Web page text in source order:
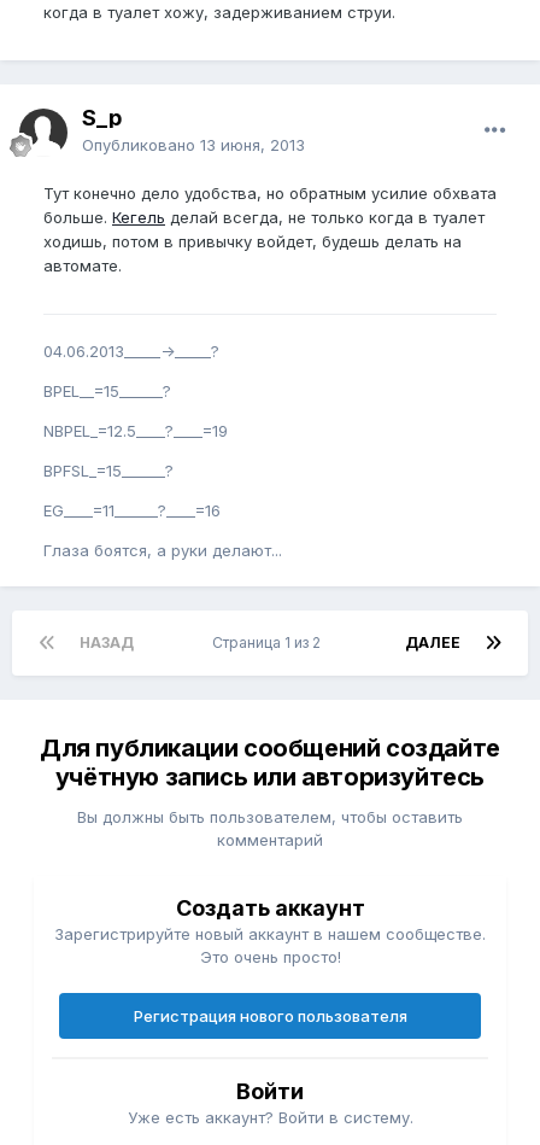
когда в туалет хожу, задерживанием струи.
S_p
Опубликовано 13 июня, 2013
Тут конечно дело удобства, но обратным усилие обхвата
больше. Кегель делай всегда, не только когда в туалет
ходишь, потом в привычку войдет, будешь делать на
автомате.
04.06.2013_____->_____?
BPEL__=15______?
NBPEL_=12.5____?____=19
BPFSL_=15______?
EG____=11______?____=16
Глаза боятся, а руки делают...
НАЗАД ДАЛЕЕ
Страница 1 из 2
Для публикации сообщений создайте
учётную запись или авторизуйтесь
Вы должны быть пользователем, чтобы оставить
комментарий
Создать аккаунт
Зарегистрируйте новый аккаунт в нашем сообществе.
Это очень просто!
Регистрация нового пользователя
Войти
Уже есть аккаунт? Войти в систему.